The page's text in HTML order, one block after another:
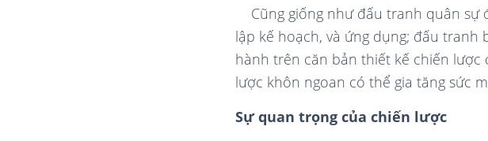
Cũng giống như đấu tranh quân
lập kế hoạch, và ứng dụng; đấu
hành trên căn bản thiết kế chiến lược
lược khôn ngoan có thể gia tăng sức
Sự quan trọng của chiến lược